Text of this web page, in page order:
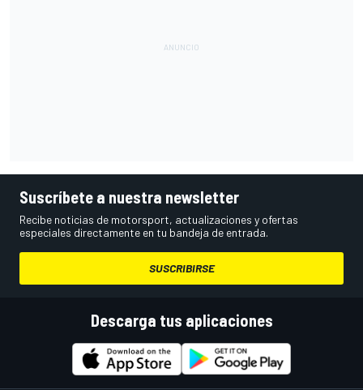
Suscríbete a nuestra newsletter
Recibe noticias de motorsport, actualizaciones y ofertas
especiales directamente en tu bandeja de entrada.
SUSCRIBIRSE
Descarga tus aplicaciones